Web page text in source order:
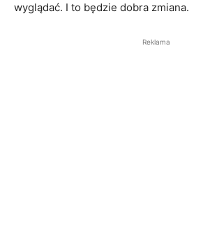
wyglądać. I to będzie dobra zmiana.
Reklama